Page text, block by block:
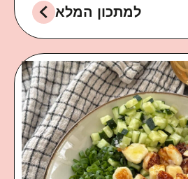
למתכון המלא